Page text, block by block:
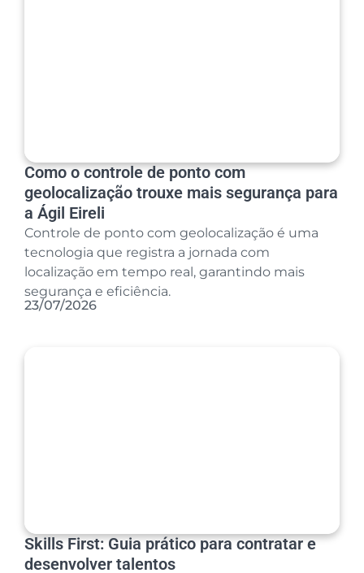
Como o controle de ponto com
geolocalização trouxe mais segurança para
a Ágil Eireli
Controle de ponto com geolocalização é uma
tecnologia que registra a jornada com
localização em tempo real, garantindo mais